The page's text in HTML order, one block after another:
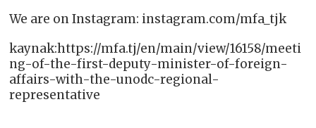
We are on Instagram: instagram.com/mfa_tjk
kaynak:https://mfa.tj/en/main/view/16158/meeti
ng-of-the-first-deputy-minister-of-foreign-
affairs-with-the-unodc-regional-
representative